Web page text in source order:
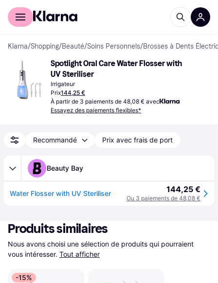
Acheter avec Klarna
Klarna/Shopping/Beauté/Soins Personnels/Brosses à Dents
Spotlight Oral Care Water Flosser with
UV Steriliser
Irrigateur
Prix144,25 €
À partir de 3 paiements de 48,08 € avec
Essayez des paiements flexibles*
Recommandé Prix avec frais de port
Beauty Bay
Water Flosser with UV Steriliser 144,25 €
Ou 3 paiements de 48,08 €
Produits similaires
Nous avons choisi une sélection de produits qui pourraient
vous intéresser. Tout afficher
-15%